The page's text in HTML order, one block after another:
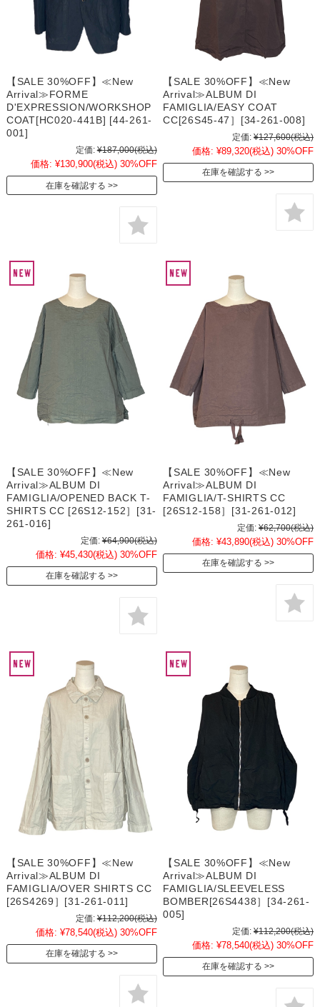
【SALE 30%OFF】≪New
Arrival≫FORME
D'EXPRESSION/WORKSHOP
COAT[HC020-441B] [44-261-
001]
定価: ¥187,000(税込)
価格: ¥130,900(税込) 30%OFF
在庫を確認する
【SALE 30%OFF】≪New
Arrival≫ALBUM DI
FAMIGLIA/EASY COAT
CC[26S45-47］[34-261-008]
定価: ¥127,600(税込)
価格: ¥89,320(税込) 30%OFF
在庫を確認する
【SALE 30%OFF】≪New
Arrival≫ALBUM DI
FAMIGLIA/OPENED BACK T-
SHIRTS CC [26S12-152］[31-
261-016]
定価: ¥64,900(税込)
価格: ¥45,430(税込) 30%OFF
在庫を確認する
【SALE 30%OFF】≪New
Arrival≫ALBUM DI
FAMIGLIA/T-SHIRTS CC
[26S12-158］[31-261-012]
定価: ¥62,700(税込)
価格: ¥43,890(税込) 30%OFF
在庫を確認する
【SALE 30%OFF】≪New
Arrival≫ALBUM DI
FAMIGLIA/OVER SHIRTS CC
[26S4269］[31-261-011]
定価: ¥112,200(税込)
価格: ¥78,540(税込) 30%OFF
在庫を確認する
【SALE 30%OFF】≪New
Arrival≫ALBUM DI
FAMIGLIA/SLEEVELESS
BOMBER[26S4438］[34-261-
005]
定価: ¥112,200(税込)
価格: ¥78,540(税込) 30%OFF
在庫を確認する